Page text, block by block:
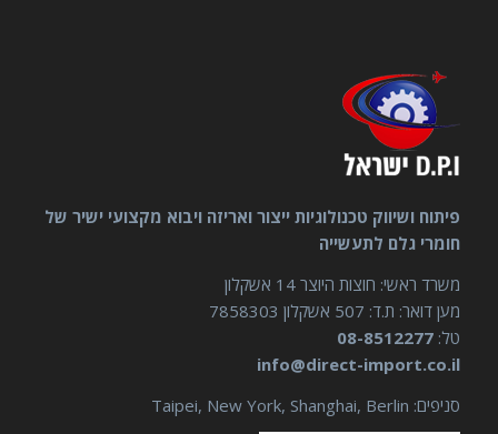
פיתוח ושיווק טכנולוגיות ייצור ואריזה ויבוא מקצועי ישיר של
חומרי גלם לתעשייה
משרד ראשי: חוצות היוצר 14 אשקלון
מען דואר: ת.ד: 507 אשקלון 7858303
טל: 08-8512277
info@direct-import.co.il
סניפים: Taipei, New York, Shanghai, Berlin